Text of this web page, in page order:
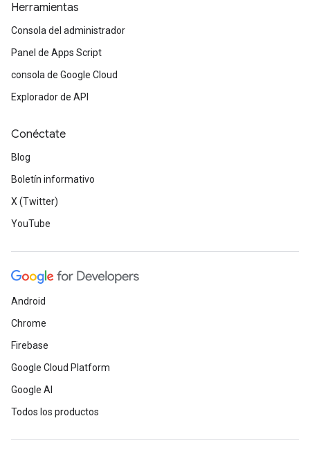
Herramientas
Consola del administrador
Panel de Apps Script
consola de Google Cloud
Explorador de API
Conéctate
Blog
Boletín informativo
X (Twitter)
YouTube
Android
Chrome
Firebase
Google Cloud Platform
Google AI
Todos los productos